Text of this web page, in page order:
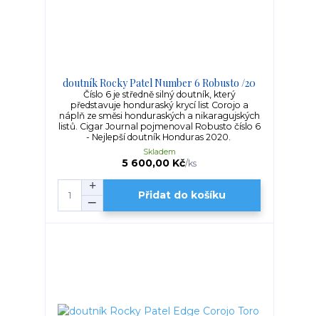
doutník Rocky Patel Number 6 Robusto /20
Číslo 6 je středně silný doutník, který
představuje honduraský krycí list Corojo a
náplň ze směsi honduraských a nikaragujských
listů. Cigar Journal pojmenoval Robusto číslo 6
- Nejlepší doutník Honduras 2020.
5 600,00 Kč/ks
Skladem
Přidat do košíku